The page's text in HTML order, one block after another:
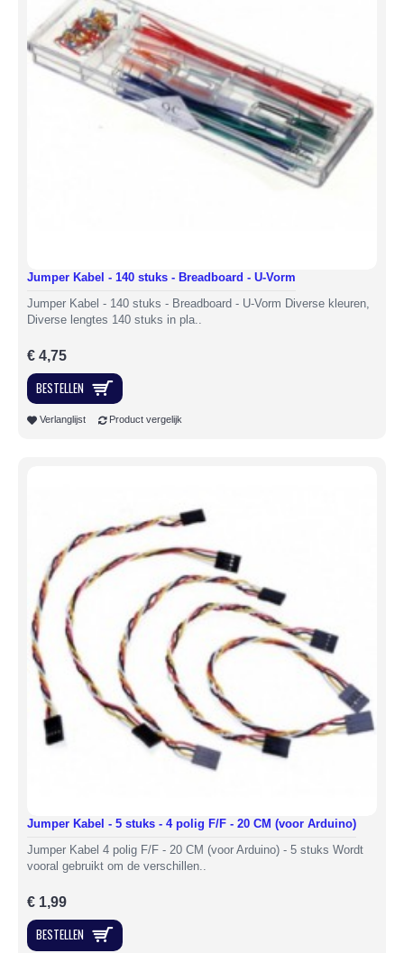
Jumper Kabel - 140 stuks - Breadboard - U-Vorm
Jumper Kabel - 140 stuks - Breadboard - U-Vorm Diverse kleuren,
Diverse lengtes 140 stuks in pla..
€ 4,75
BESTELLEN
Verlanglijst Product vergelijk
Jumper Kabel - 5 stuks - 4 polig F/F - 20 CM (voor Arduino)
Jumper Kabel 4 polig F/F - 20 CM (voor Arduino) - 5 stuks Wordt
vooral gebruikt om de verschillen..
€ 1,99
BESTELLEN